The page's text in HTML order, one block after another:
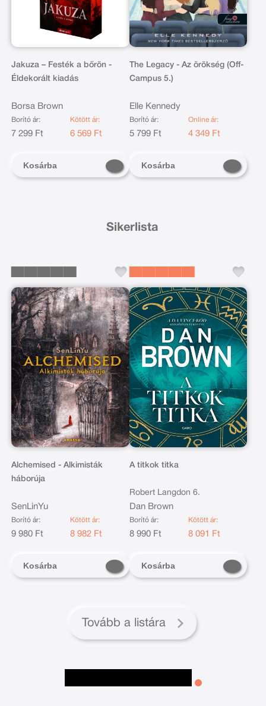
Jakuza – Festék a bőrön -
Éldekorált kiadás
Borsa Brown
Borító ár:
7 299 Ft
Kötött ár:
6 569 Ft
Kosárba
The Legacy - Az örökség (Off-
Campus 5.)
Elle Kennedy
Borító ár:
5 799 Ft
Online ár:
4 349 Ft
Kosárba
Sikerlista
Alchemised - Alkimisták
háborúja
SenLinYu
Borító ár:
9 980 Ft
Kötött ár:
8 982 Ft
Kosárba
A titkok titka
Robert Langdon 6.
Dan Brown
Borító ár:
8 990 Ft
Kötött ár:
8 091 Ft
Kosárba
Tovább a listára